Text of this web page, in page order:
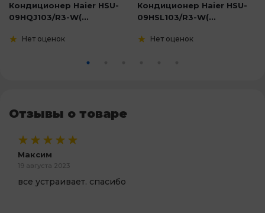
Кондиционер Haier HSU-
09HQJ103/R3-W(...
Нет оценок
Кондиционер Haier HSU-
09HSL103/R3-W(...
Нет оценок
Отзывы о товаре
Максим
19 августа 2023
все устраивает. спасибо